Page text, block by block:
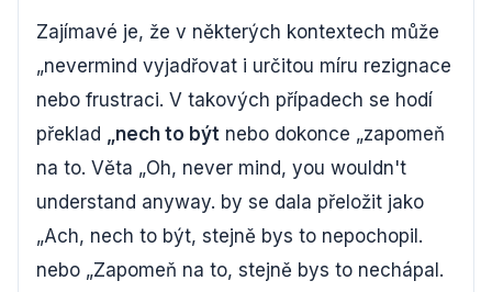
Zajímavé je, že v některých kontextech může
„nevermind vyjadřovat i určitou míru rezignace
nebo frustraci. V takových případech se hodí
překlad „nech to být nebo dokonce „zapomeň
na to. Věta „Oh, never mind, you wouldn't
understand anyway. by se dala přeložit jako
„Ach, nech to být, stejně bys to nepochopil.
nebo „Zapomeň na to, stejně bys to nechápal.